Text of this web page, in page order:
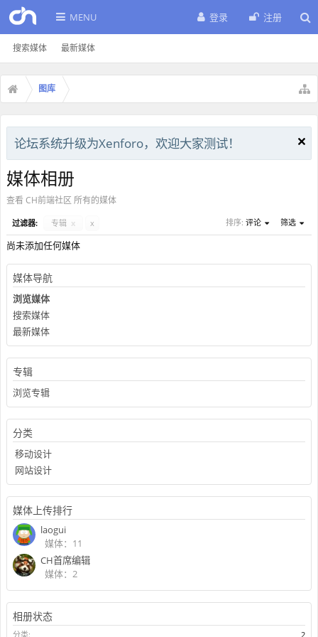
MENU
搜索媒体 最新媒体
登录 注册
图库
论坛系统升级为Xenforo，欢迎大家测试！
媒体相册
查看 CH前端社区 所有的媒体
过滤器: 专辑 x x 排序: 评论 筛选
尚未添加任何媒体
媒体导航
浏览媒体
搜索媒体
最新媒体
专辑
浏览专辑
分类
移动设计
网站设计
媒体上传排行
laogui
媒体：11
CH首席编辑
媒体：2
相册状态
分类: 2